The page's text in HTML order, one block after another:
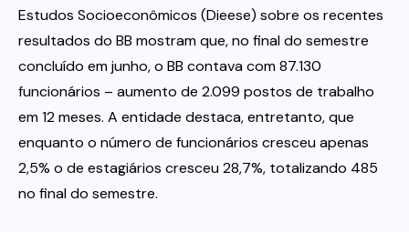
Estudos Socioeconômicos (Dieese) sobre os recentes
resultados do BB mostram que, no final do semestre
concluído em junho, o BB contava com 87.130
funcionários – aumento de 2.099 postos de trabalho
em 12 meses. A entidade destaca, entretanto, que
enquanto o número de funcionários cresceu apenas
2,5% o de estagiários cresceu 28,7%, totalizando 485
no final do semestre.